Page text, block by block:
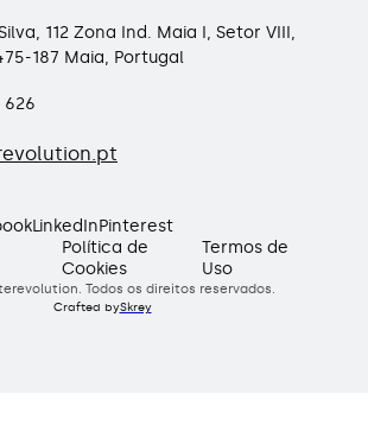
112 Zona Ind. Maia I, Setor VIII,
187 Maia, Portugal
626
LinkedInPinterest
Todos os direitos reservados.
Política de
Cookies
Termos de
Uso
Crafted bySkrey